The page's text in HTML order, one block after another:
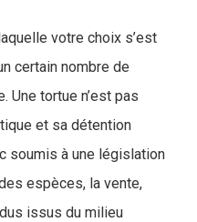
votre choix s’est
certain nombre de
Une tortue n’est pas
et sa détention
soumis à une législation
espèces, la vente,
issus du milieu